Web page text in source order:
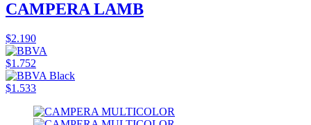
CAMPERA LAMB
$2.190
$1.752
$1.533